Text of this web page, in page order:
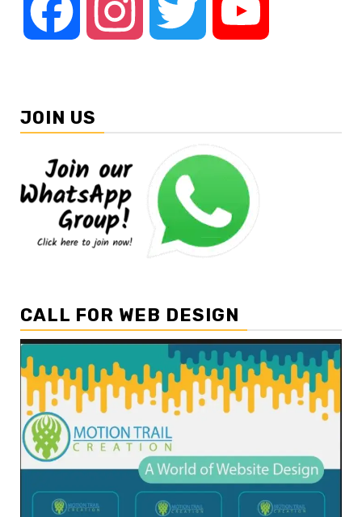
Facebook Instagram Twitter
JOIN US
CALL FOR WEB DESIGN